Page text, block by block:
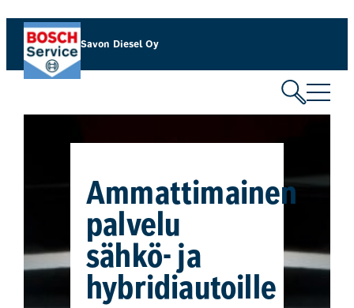
Savon Diesel Oy
Ammattimainen
palvelu
sähkö- ja
hybridiautoille